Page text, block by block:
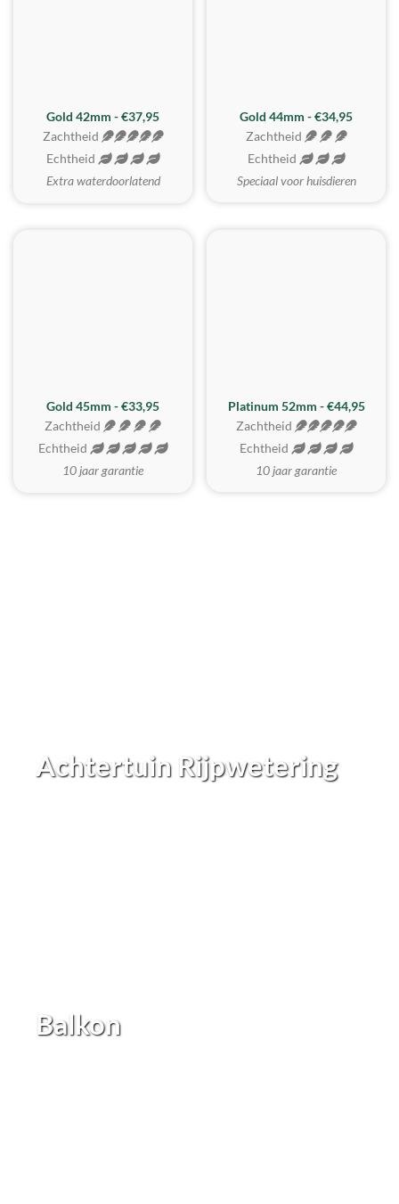
ZACHTSTE
Gold 42mm - €37,95
Zachtheid
Echtheid
Extra waterdoorlatend
Gold 44mm - €34,95
Zachtheid
Echtheid
Speciaal voor huisdieren
REALISTISCH
Gold 45mm - €33,95
Zachtheid
Echtheid
10 jaar garantie
ZACHTSTE
Platinum 52mm - €44,95
Zachtheid
Echtheid
10 jaar garantie
Achtertuin Rijpwetering
Balkon